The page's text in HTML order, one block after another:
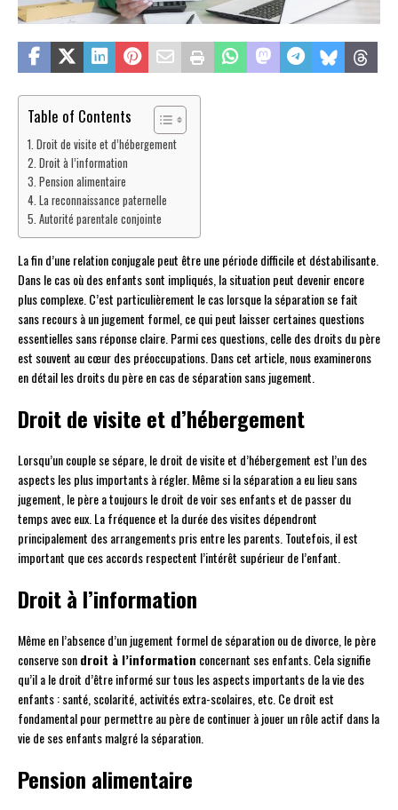
Table of Contents
Droit de visite et d’hébergement
Droit à l’information
Pension alimentaire
La reconnaissance paternelle
Autorité parentale conjointe
La fin d’une relation conjugale peut être une période difficile et déstabilisante.
Dans le cas où des enfants sont impliqués, la situation peut devenir encore
plus complexe. C’est particulièrement le cas lorsque la séparation se fait
sans recours à un jugement formel, ce qui peut laisser certaines questions
essentielles sans réponse claire. Parmi ces questions, celle des droits du père
est souvent au cœur des préoccupations. Dans cet article, nous examinerons
en détail les droits du père en cas de séparation sans jugement.
Droit de visite et d’hébergement
Lorsqu’un couple se sépare, le droit de visite et d’hébergement est l’un des
aspects les plus importants à régler. Même si la séparation a eu lieu sans
jugement, le père a toujours le droit de voir ses enfants et de passer du
temps avec eux. La fréquence et la durée des visites dépendront
principalement des arrangements pris entre les parents. Toutefois, il est
important que ces accords respectent l’intérêt supérieur de l’enfant.
Droit à l’information
Même en l’absence d’un jugement formel de séparation ou de divorce, le père
conserve sondroit à l’information concernant ses enfants. Cela signifie
qu’il a le droit d’être informé sur tous les aspects importants de la vie des
enfants : santé, scolarité, activités extra-scolaires, etc. Ce droit est
fondamental pour permettre au père de continuer à jouer un rôle actif dans la
vie de ses enfants malgré la séparation.
Pension alimentaire